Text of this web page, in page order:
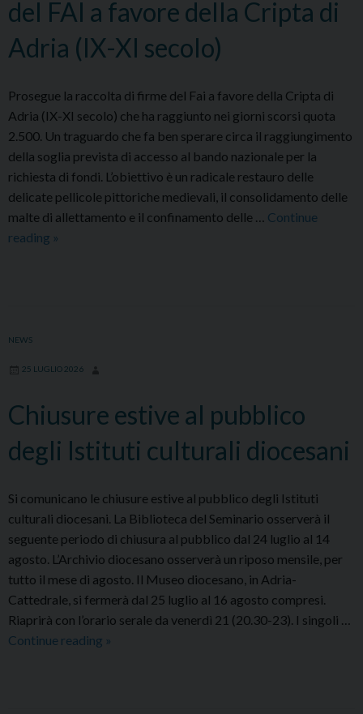
del FAI a favore della Cripta di
Adria (IX-XI secolo)
Prosegue la raccolta di firme del Fai a favore della Cripta di
Adria (IX-XI secolo) che ha raggiunto nei giorni scorsi quota
2.500. Un traguardo che fa ben sperare circa il raggiungimento
della soglia prevista di accesso al bando nazionale per la
richiesta di fondi. L’obiettivo è un radicale restauro delle
delicate pellicole pittoriche medievali, il consolidamento delle
malte di allettamento e il confinamento delle … Continue
reading Prosegue
della
Cripta
di
(IX-
XI
secolo)
»
NEWS
25 LUGLIO 2026
Chiusure estive al pubblico
degli Istituti culturali diocesani
Si comunicano le chiusure estive al pubblico degli Istituti
culturali diocesani. La Biblioteca del Seminario osserverà il
seguente periodo di chiusura al pubblico dal 24 luglio al 14
agosto. L’Archivio diocesano osserverà un riposo mensile, per
tutto il mese di agosto. Il Museo diocesano, in Adria-
Cattedrale, si fermerà dal 25 luglio al 16 agosto compresi.
Riaprirà con l’orario serale da venerdì 21 (20.30-23). I singoli …
Continue reading Chiusure
»